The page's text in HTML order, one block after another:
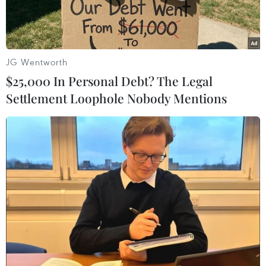
của công an xã bị đâm khi
đỗ bên đường
Theo dõi VietnamPlus
Đoạn clip đăng tải trên nhóm OFFB đã ghi lại hình
ảnh chiếc xe tuần tra của công an xã đã bị xe tải
tham gia giao thông đâm từ phía sau khi đỗ bên
đường.
Đoạn clip đăng tải trên nhóm OFFB đã ghi lại
JG Wentworth
$25,000 In Personal Debt? The Legal
Settlement Loophole Nobody Mentions